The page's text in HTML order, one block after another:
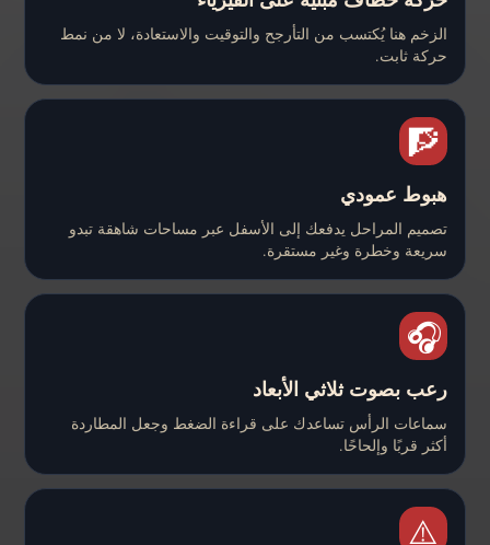
الزخم هنا يُكتسب من التأرجح والتوقيت والاستعادة، لا من نمط
حركة ثابت.
🧗
هبوط عمودي
تصميم المراحل يدفعك إلى الأسفل عبر مساحات شاهقة تبدو
سريعة وخطرة وغير مستقرة.
🎧
رعب بصوت ثلاثي الأبعاد
سماعات الرأس تساعدك على قراءة الضغط وجعل المطاردة
أكثر قربًا وإلحاحًا.
⚠️